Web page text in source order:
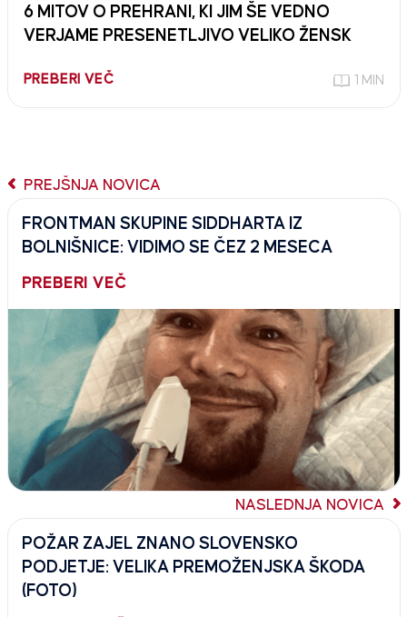
6 MITOV O PREHRANI, KI JIM ŠE VEDNO
VERJAME PRESENETLJIVO VELIKO ŽENSK
PREBERI VEČ 1 MIN
PREJŠNJA NOVICA
FRONTMAN SKUPINE SIDDHARTA IZ
BOLNIŠNICE: VIDIMO SE ČEZ 2 MESECA
PREBERI VEČ
NASLEDNJA NOVICA
POŽAR ZAJEL ZNANO SLOVENSKO
PODJETJE: VELIKA PREMOŽENJSKA ŠKODA
(FOTO)